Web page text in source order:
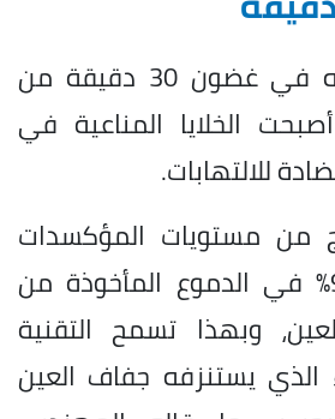
وقال الباحثون إنه في غضون 30 دقيقة من
الخلايا المناعية في
للالتهابات.
من مستويات المؤكسدات
الضارة بنسبة 95% في الدموع المأخوذة من
وبهذا تسمح التقنية
الذي يستنزفه جفاف العين